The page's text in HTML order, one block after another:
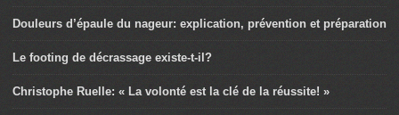
Douleurs d’épaule du nageur: explication, prévention et préparation
Le footing de décrassage existe-t-il?
Christophe Ruelle: « La volonté est la clé de la réussite! »